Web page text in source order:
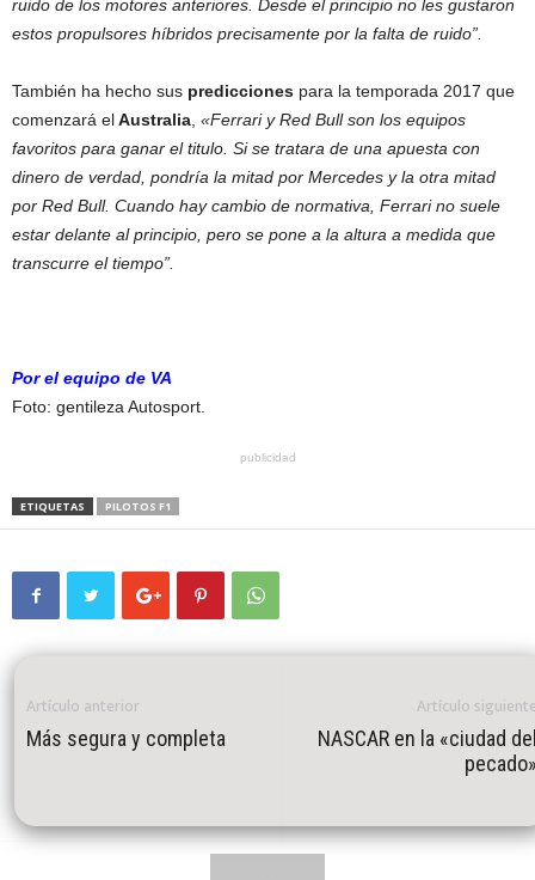
ruido de los motores anteriores. Desde el principio no les gustaron
estos propulsores híbridos precisamente por la falta de ruido”.
También ha hecho sus predicciones para la temporada 2017 que
comenzará elAustralia, «Ferrari y Red Bull son los equipos
favoritos para ganar el titulo. Si se tratara de una apuesta con
dinero de verdad, pondría la mitad por Mercedes y la otra mitad
por Red Bull. Cuando hay cambio de normativa, Ferrari no suele
estar delante al principio, pero se pone a la altura a medida que
transcurre el tiempo”.
Por el equipo de VA
Foto: gentileza Autosport.
publicidad
ETIQUETAS PILOTOS F1
Artículo anterior
Más segura y completa
Artículo
NASCAR en la «ciudad